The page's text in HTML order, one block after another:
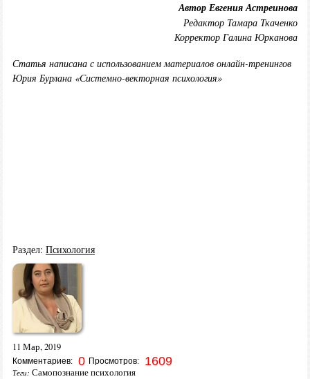
Автор Евгения Астреинова
Редактор Тамара Ткаченко
Корректор Галина Юрканова
Статья написана с использованием материалов онлайн-тренингов
Юрия Бурлана «Системно-векторная психология»
Раздел: Психология
11 Мар, 2019
Комментариев: 0 Просмотров: 1609
Теги: Самопознание психология